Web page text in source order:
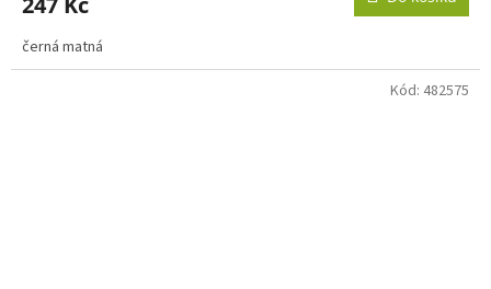
černá matná
Kód: 482575